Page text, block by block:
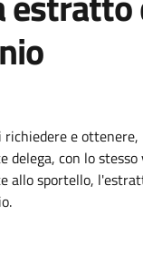
e ottenere,
con lo stesso
allo sportello,